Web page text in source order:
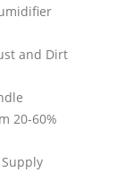
and Dirt
20-60%